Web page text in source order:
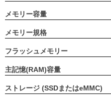
メモリー容量
メモリー規格
フラッシュメモリー
主記憶(RAM)容量
ストレージ (SSDまたはeMMC)